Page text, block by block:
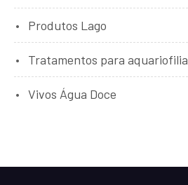
Produtos Lago
Tratamentos para aquariofilia
Vivos Água Doce